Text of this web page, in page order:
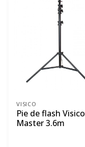
VISICO
Pie de flash Visico
Master 3.6m